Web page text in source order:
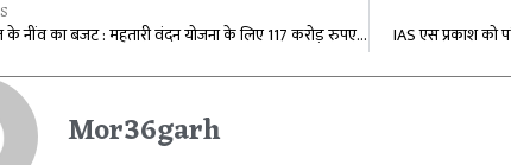
अमृतकाल के नींव का बजट : महतारी वंदन योजना के लिए 117 करोड़ रुपए का प्रावधान, ग्राम पंचायतों में बनेगा महिला सदन IAS एस प्रकाश को
Mor36garh